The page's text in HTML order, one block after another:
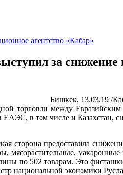
за
Бишкек, 13.03.19 /
торговли между
ЕАЭС, в том числе и Казахстан,
сторона предоставила
мясорастительные,
по 502 товарам. Это
национальной экономики